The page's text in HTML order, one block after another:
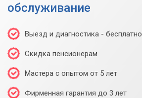
обслуживание
Выезд и диагностика - бесплатно
Скидка пенсионерам
Мастера с опытом от 5 лет
Фирменная гарантия до 3 лет